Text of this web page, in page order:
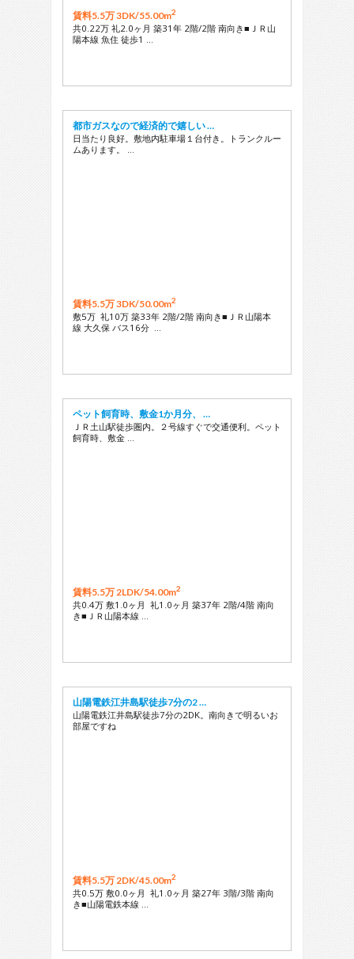
賃料5.5万 3DK/55.00m2
共0.22万 礼2.0ヶ月 築31年 2階/2階 南向き■ＪＲ山
陽本線 魚住 徒歩1 …
都市ガスなので経済的で嬉しい …
日当たり良好。敷地内駐車場１台付き。トランクルー
ムあります。 …
賃料5.5万 3DK/50.00m2
敷5万 礼10万 築33年 2階/2階 南向き■ＪＲ山陽本
線 大久保 バス16分 …
ペット飼育時、敷金1か月分、 …
ＪＲ土山駅徒歩圏内。２号線すぐで交通便利。ペット
飼育時、敷金 …
賃料5.5万 2LDK/54.00m2
共0.4万 敷1.0ヶ月 礼1.0ヶ月 築37年 2階/4階 南向
き■ＪＲ山陽本線 …
山陽電鉄江井島駅徒歩7分の2 …
山陽電鉄江井島駅徒歩7分の2DK。南向きで明るいお
部屋ですね
賃料5.5万 2DK/45.00m2
共0.5万 敷0.0ヶ月 礼1.0ヶ月 築27年 3階/3階 南向
き■山陽電鉄本線 …